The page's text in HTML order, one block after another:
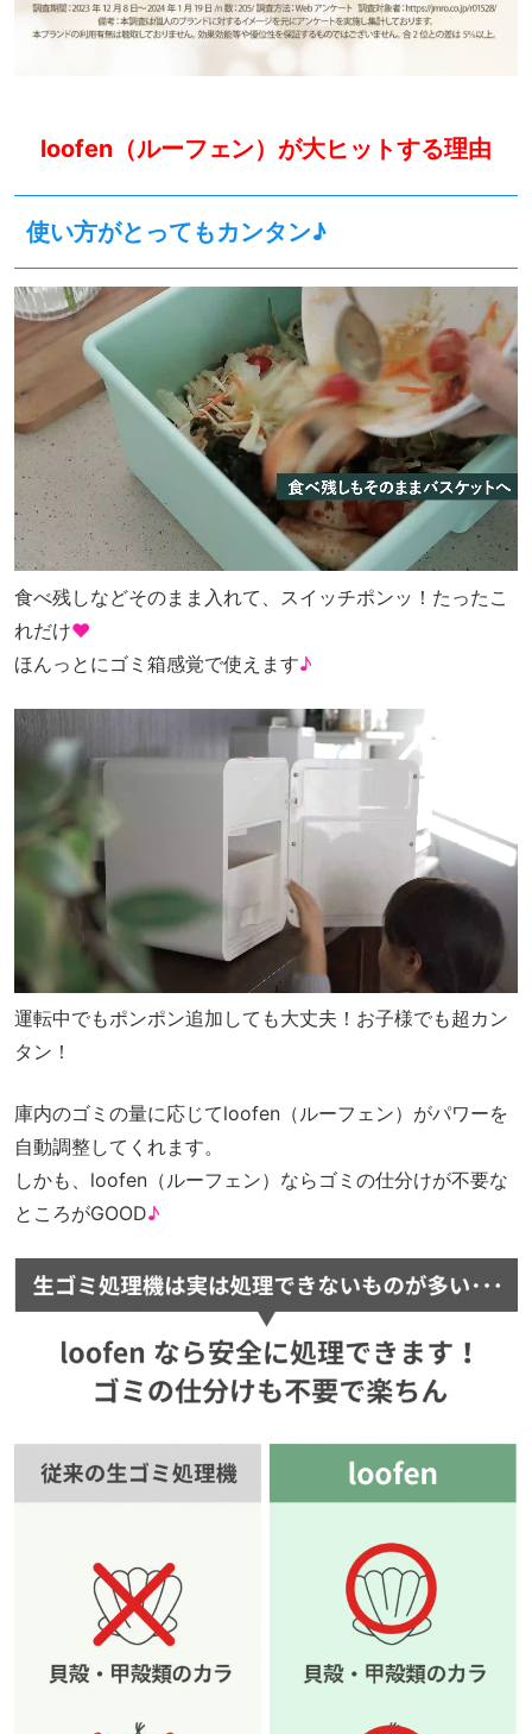
loofen（ルーフェン）が大ヒットする理由
使い方がとってもカンタン♪
食べ残しなどそのまま入れて、スイッチポンッ！たったこ
れだけ♥
ほんっとにゴミ箱感覚で使えます♪
運転中でもポンポン追加しても大丈夫！お子様でも超カン
タン！
庫内のゴミの量に応じてloofen（ルーフェン）がパワーを
自動調整してくれます。
しかも、loofen（ルーフェン）ならゴミの仕分けが不要な
ところがGOOD♪